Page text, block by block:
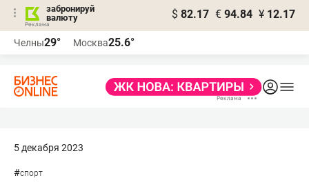
забронируй
валюту
$ 82.17 € 94.84 ¥ 12.17
Челны29° Москва25.6°
5 декабря 2023
#спорт